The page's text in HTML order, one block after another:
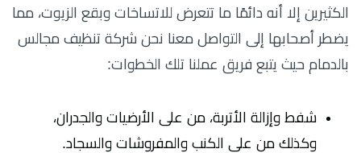
الكثيرين إلا أنه دائمًا ما تتعرض للاتساخات وبقع الزيوت، مما
يضطر أصحابها إلى التواصل معنا نحن شركة تنظيف مجالس
بالدمام حيث يتبع فريق عملنا تلك الخطوات:
شفط وإزالة الأتربة، من على الأرضيات والجدران،
وكذلك من على الكنب والمفروشات والسجاد.